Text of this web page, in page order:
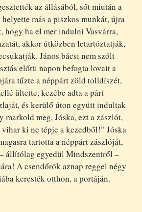
az állásából, sőt miután a
más a piszkos munkát, újra
hogy ha el mer indulni Vasvárra,
akkor útközben letartóztatják,
János bácsi nem szólt
előtti napon befogta lovait a
tűzte a néppárt zöld tolldíszét,
ültette, kezébe adta a párt
és kerülő úton együtt indultak
markold meg, Jóska, ezt a zászlót,
vihar ki ne tépje a kezedből!” Jóska
tartotta a néppárt zászlóját,
állítólag egyedül Mindszentről –
A csendőrök aznap reggel négy
keresték otthon, a portáján.